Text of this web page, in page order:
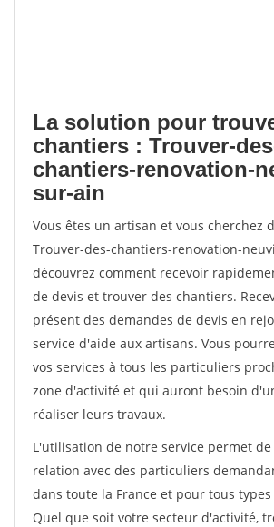
La solution pour
chantiers : Trouver-
chantiers-renovation-
sur-ain
Vous êtes un artisan et vous cherchez
Trouver-des-chantiers-renovation-
découvrez comment recevoir
de devis et trouver des chantiers.
présent des demandes de devis en
service d'aide aux artisans. Vous
vos services à tous les particuliers
zone d'activité et qui auront besoin
réaliser leurs travaux.
L'utilisation de notre service permet
relation avec des particuliers
dans toute la France et pour tous
Quel que soit votre secteur d'activité,